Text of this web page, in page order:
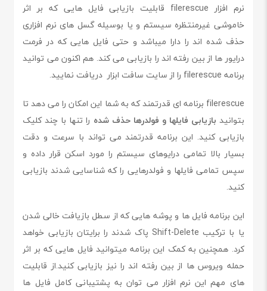
نرم افزار filerescue قابلیت بازیابی فایل هایی که بر اثر
خاموشی غیرمنتظره سیستم و یا بوسیله گسل های نرم افزاری
حذف شده اند را دارا میباشد و حتی فایل هایی که در فرمت
درایور ها از بین رفته اند را بازیابی می کند. هم اکنون می توانید
برنامه filerescue را از سایت سافت ابزار دریافت نمایید.
filerescue برنامه ای قدرتمند که به شما این امکان را می دهد تا
بتوانید بازیابی فایلها و فولدرها حذف شده را تنها با چند کلیک
بازیابی کنید. این برنامه قدرتمند می تواند با سرعت و دقت
بسیار بالا تمامی درایوهای سیستم را مورد اسکن قرار داده و
سپس تمامی فایلها و فولدرهایی را که شناسایی شدند بازیابی
کنید.
این برنامه فایل ها و پوشه هایی که از سطل بازیافت خالی شدن
یا با ترکیب Shift-Delete پاک شدند را برایتان بازیابی خواهد
کرد. همچنین به کمک این برنامه میتوانید فایل هایی که بر اثر
حمله ویروس ها از بین رفته اند را نیز بازیابی کنید.از قابلیت
های مهم این نرم افزار می توان به پشتیبانی کامل فایل ها